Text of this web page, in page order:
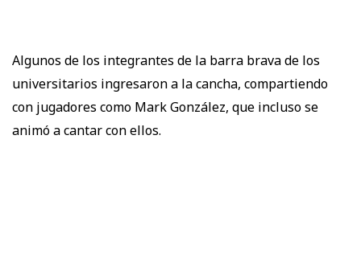
Algunos de los integrantes de la barra brava de los
universitarios ingresaron a la cancha, compartiendo
con jugadores como Mark González, que incluso se
animó a cantar con ellos.